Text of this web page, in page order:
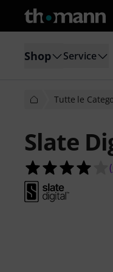
Shop Service
Tutte le
Slate
(